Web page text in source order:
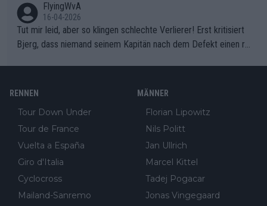
FlyingWvA
16-04-2026
Tut mir leid, aber so klingen schlechte Verlierer! Erst kritisiert
Bjerg, dass niemand seinem Kapitän nach dem Defekt einen ro
ter mit einem platten Reifen ins Velodrome einfuhr. Schlechter
Defekt anschaut - wer andern eine Grube gräbt, fällt selbst hin
ein.
RENNEN
Tour Down Under
Tour de France
Vuelta a España
Giro d'Italia
Cyclocross
Mailand-Sanremo
MÄNNER
Florian Lipowitz
Nils Politt
Jan Ullrich
Marcel Kittel
Tadej Pogacar
Jonas Vingegaard